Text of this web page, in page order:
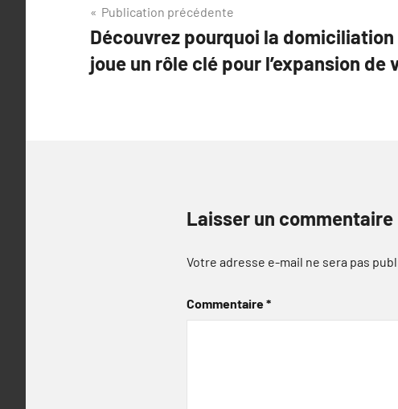
Navigation
de
l’article
Publication précédente
Découvrez pourquoi la domiciliation
joue un rôle clé pour l’expansion de
Laisser un commentaire
Votre adresse e-mail ne sera pas
Commentaire*